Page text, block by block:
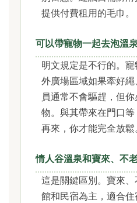
提供付費租用的毛巾。
可以帶寵物一起去泡溫
明文規定是不行的。
外廣場區域如果牽好
員通常不會驅趕，但
物。與其帶來在門口
再來，你才能完全放鬆
情人谷溫泉和寶來、不
這是關鍵區別。寶來
館和民宿為主，適合